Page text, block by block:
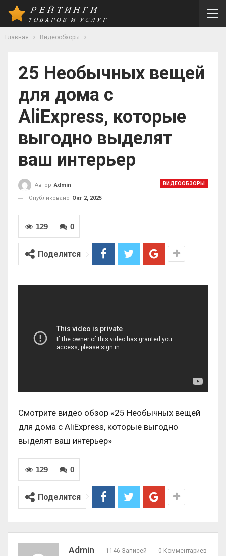
Главная Видеообзоры
25 Необычных вещей
для дома с
AliExpress, которые
выгодно выделят
ваш интерьер
ВИДЕООБЗОРЫ
Автор Admin
Опубликовано Окт 2, 2025
0
129
Поделится
Смотрите видео обзор «25 Необычных вещей
для дома с AliExpress, которые выгодно
выделят ваш интерьер»
0
129
Поделится
Admin 1146 Записей 0 Комментариев